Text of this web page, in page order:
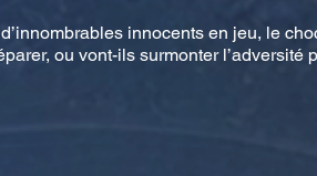
innocents en jeu, le
ou vont-ils surmonter l’adversité